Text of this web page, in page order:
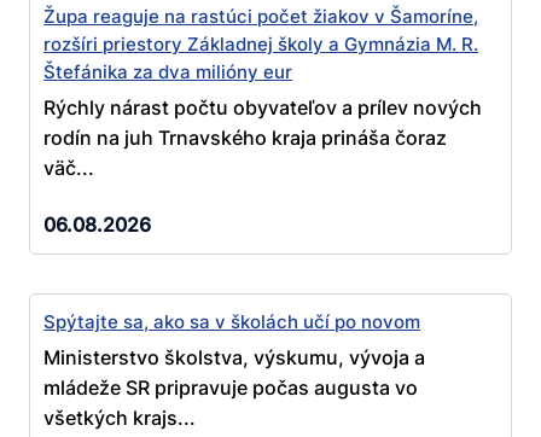
Župa reaguje na rastúci počet žiakov v Šamoríne,
rozšíri priestory Základnej školy a Gymnázia M. R.
Štefánika za dva milióny eur
Rýchly nárast počtu obyvateľov a prílev nových
rodín na juh Trnavského kraja prináša čoraz
väč...
06.08.2026
Spýtajte sa, ako sa v školách učí po novom
Ministerstvo školstva, výskumu, vývoja a
mládeže SR pripravuje počas augusta vo
všetkých krajs...